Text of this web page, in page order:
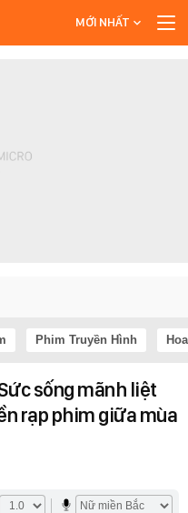
MỚI NHẤT
Phim Truyền Hình
sống mãnh liệt
rạp phim giữa mùa